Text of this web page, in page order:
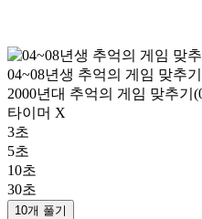
04~08년생 추억의 게임 맞추기
2000년대 추억의 게임 맞추기
타이머 X
3초
5초
10초
30초
10개 풀기